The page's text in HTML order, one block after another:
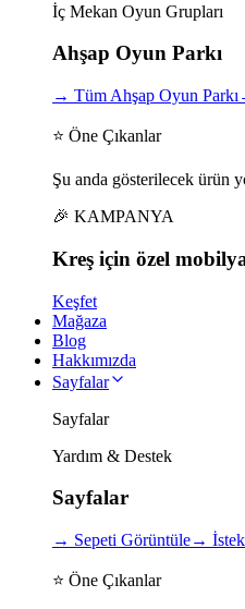
İç Mekan Oyun Grupları
Ahşap Oyun Parkı
→ Tüm Ahşap Oyun Parkı
⭐ Öne Çıkanlar
Şu anda gösterilecek ürün
🎉 KAMPANYA
Kreş için özel
Keşfet
Mağaza
Blog
Hakkımızda
Sayfalar
Sayfalar
Yardım & Destek
Sayfalar
→ Sepeti Görüntüle→
⭐ Öne Çıkanlar